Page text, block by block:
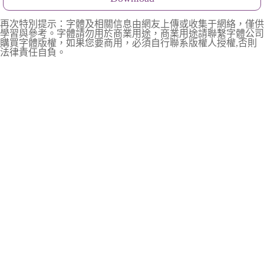
再次特別提示：字體及相關信息由網友上傳或收集于網絡，僅供
學習與參考。字體請勿用於商業用途，商業用途請聯繫字體公司
購買字體版權，如果您要商用，必須自行聯系版權人授權,否則
法律責任自負。